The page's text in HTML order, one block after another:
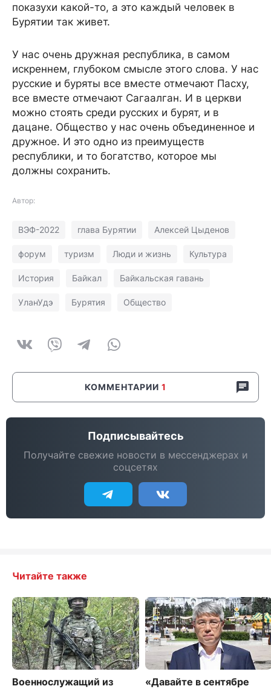
показухи какой-то, а это каждый человек в
Бурятии так живет.
У нас очень дружная республика, в самом
искреннем, глубоком смысле этого слова. У нас
русские и буряты все вместе отмечают Пасху,
все вместе отмечают Сагаалган. И в церкви
можно стоять среди русских и бурят, и в
дацане. Общество у нас очень объединенное и
дружное. И это одно из преимуществ
республики, и то богатство, которое мы
должны сохранить.
Автор:
ВЭФ-2022 глава Бурятии Алексей Цыденов
форум туризм Люди и жизнь Культура
История Байкал Байкальская гавань
УланУдэ Бурятия Общество
КОММЕНТАРИИ 1
Подписывайтесь
Получайте свежие новости в мессенджерах и
соцсетях
Читайте также
Военнослужащий из
«Давайте в сентябре